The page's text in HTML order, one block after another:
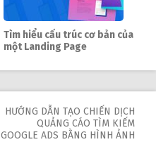
Tìm hiểu cấu trúc cơ bản của
một Landing Page
HƯỚNG DẪN TẠO CHIẾN DỊCH
QUẢNG CÁO TÌM KIẾM
GOOGLE ADS BẰNG HÌNH ẢNH